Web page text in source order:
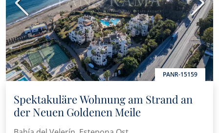
PANR-15159
Vorherige
Spektakuläre Wohnung am Strand an
der Neuen Goldenen Meile